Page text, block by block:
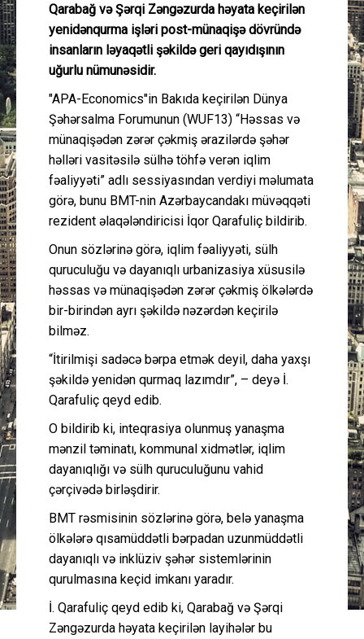
Cəmiyyət
Əlaqə
Qarabağ və Şərqi Zəngəzurda həyata keçirilən
yenidənqurma işləri post-münaqişə dövründə
insanların ləyaqətli şəkildə geri qayıdışının
uğurlu nümunəsidir.
"APA-Economics"in Bakıda keçirilən Dünya
Şəhərsalma Forumunun (WUF13) “Həssas və
münaqişədən zərər çəkmiş ərazilərdə şəhər
həlləri vasitəsilə sülhə töhfə verən iqlim
fəaliyyəti” adlı sessiyasından verdiyi məlumata
görə, bunu BMT-nin Azərbaycandakı müvəqqəti
rezident əlaqələndiricisi İqor Qarafuliç bildirib.
Onun sözlərinə görə, iqlim fəaliyyəti, sülh
quruculuğu və dayanıqlı urbanizasiya xüsusilə
həssas və münaqişədən zərər çəkmiş ölkələrdə
bir-birindən ayrı şəkildə nəzərdən keçirilə
bilməz.
“İtirilmişi sadəcə bərpa etmək deyil, daha yaxşı
şəkildə yenidən qurmaq lazımdır”, – deyə İ.
Qarafuliç qeyd edib.
O bildirib ki, inteqrasiya olunmuş yanaşma
mənzil təminatı, kommunal xidmətlər, iqlim
dayanıqlığı və sülh quruculuğunu vahid
çərçivədə birləşdirir.
BMT rəsmisinin sözlərinə görə, belə yanaşma
ölkələrə qısamüddətli bərpadan uzunmüddətli
dayanıqlı və inklüziv şəhər sistemlərinin
qurulmasına keçid imkanı yaradır.
İ. Qarafuliç qeyd edib ki, Qarabağ və Şərqi
Zəngəzurda həyata keçirilən layihələr bu